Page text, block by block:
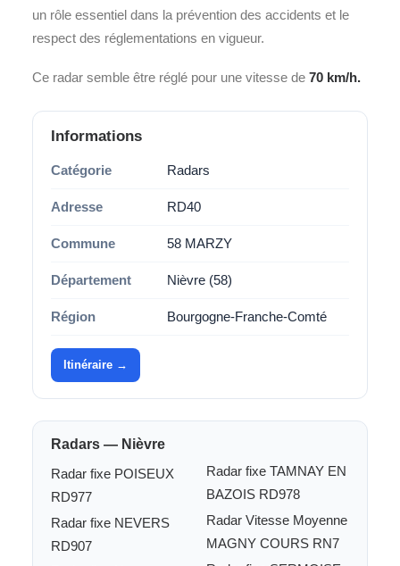
un rôle essentiel dans la prévention des accidents et le
respect des réglementations en vigueur.
Ce radar semble être réglé pour une vitesse de 70 km/h.
Informations
Catégorie Radars
Adresse RD40
Commune 58 MARZY
Département Nièvre (58)
Région Bourgogne-Franche-Comté
Itinéraire →
Radars — Nièvre
Radar fixe POISEUX
RD977
Radar fixe NEVERS
RD907
Radar fixe TAMNAY EN
BAZOIS RD978
Radar Vitesse Moyenne
MAGNY COURS RN7